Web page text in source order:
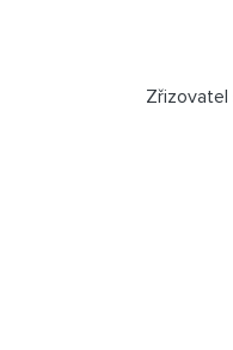
Zřizovatel